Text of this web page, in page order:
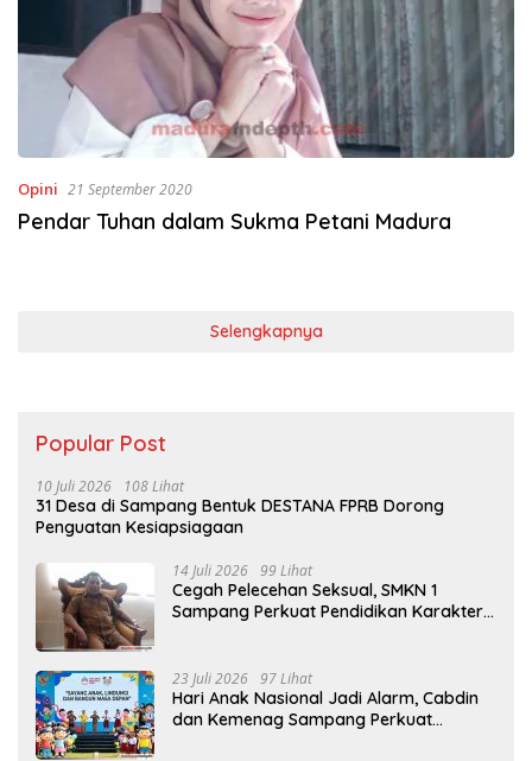
Opini 21 September 2020
Pendar Tuhan dalam Sukma Petani Madura
Selengkapnya
Popular Post
10 Juli 2026 108 Lihat
31 Desa di Sampang Bentuk DESTANA FPRB Dorong
Penguatan Kesiapsiagaan
14 Juli 2026 99 Lihat
Cegah Pelecehan Seksual, SMKN 1
Sampang Perkuat Pendidikan Karakter
23 Juli 2026 97 Lihat
Hari Anak Nasional Jadi Alarm, Cabdin
dan Kemenag Sampang Perkuat